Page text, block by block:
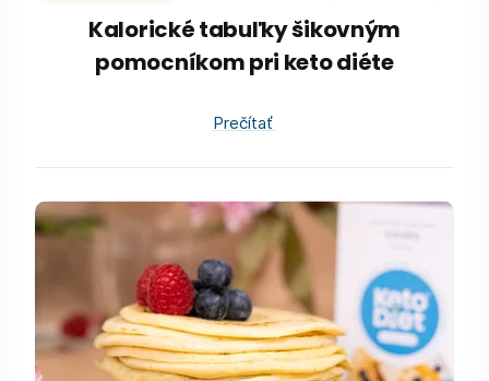
Kalorické tabuľky šikovným
pomocníkom pri keto diéte
Prečítať